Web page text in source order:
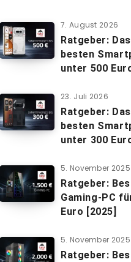
7. August 2026
Ratgeber:
besten
unter 500
23. Juli 2026
Ratgeber:
besten
unter 300
5. November 2025
Ratgeber:
Gaming-PC
Euro [2025]
5. November 2025
Ratgeber: